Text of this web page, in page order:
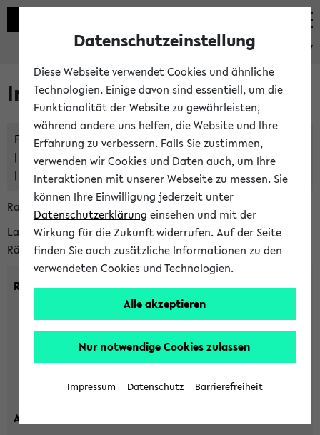
eKVV
Im eKVV verwaltete Räume
Freie Räume und Veranstaltungsüberschneidungen
Raumüberschneidungen
Hinweise der zentralen Raumvergabe
Raumanfragen:
raumvergabe@uni-bielefeld.de
Lassen Sie sich alle Räume anzeigen oder suchen Sie nach
Räumen mit bestimmten Eigenschaften:
Raumkriterien:
max. Plätze:
Ausstattung:
Datenschutzeinstellung
Diese Webseite verwendet Cookies und ähnliche
Technologien. Einige davon sind essentiell, um die
Funktionalität der Website zu gewährleisten,
während andere uns helfen, die Website und Ihre
Erfahrung zu verbessern. Falls Sie zustimmen,
verwenden wir Cookies und Daten auch, um Ihre
Interaktionen mit unserer Webseite zu messen. Sie
können Ihre Einwilligung jederzeit unter
Datenschutzerklärung einsehen und mit der
Wirkung für die Zukunft widerrufen. Auf der Seite
finden Sie auch zusätzliche Informationen zu den
verwendeten Cookies und Technologien.
Alle akzeptieren
Nur notwendige Cookies zulassen
Impressum Datenschutz Barrierefreiheit